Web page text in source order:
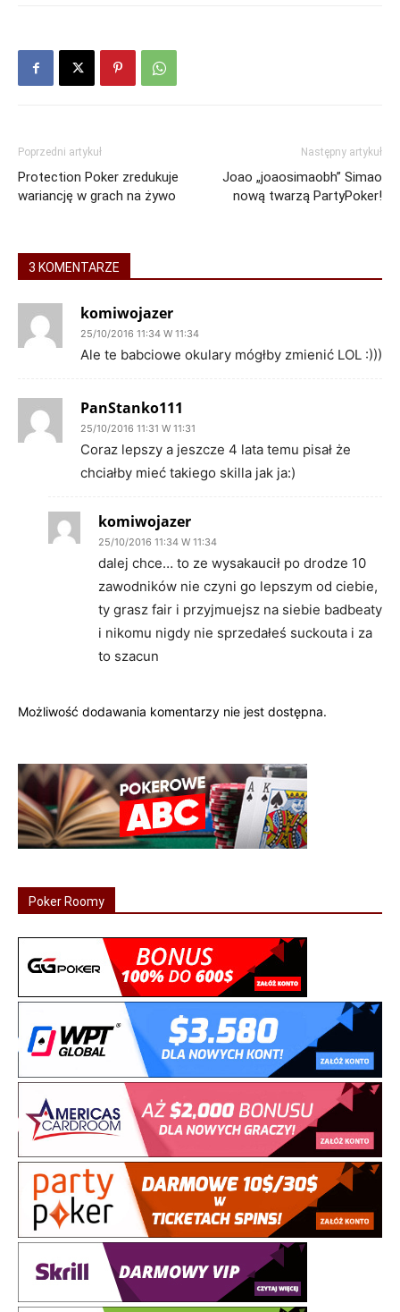
Poprzedni artykuł
Protection Poker zredukuje
wariancję w grach na żywo
Następny artykuł
Joao „joaosimaobh” Simao
nową twarzą PartyPoker!
3 KOMENTARZE
komiwojazer
25/10/2016 11:34 W 11:34
Ale te babciowe okulary mógłby zmienić LOL :)))
PanStanko111
25/10/2016 11:31 W 11:31
Coraz lepszy a jeszcze 4 lata temu pisał że
chciałby mieć takiego skilla jak ja:)
komiwojazer
25/10/2016 11:34 W 11:34
dalej chce… to ze wysakaucił po drodze 10
zawodników nie czyni go lepszym od ciebie,
ty grasz fair i przyjmuejsz na siebie badbeaty
i nikomu nigdy nie sprzedałeś suckouta i za
to szacun
Możliwość dodawania komentarzy nie jest dostępna.
Poker Roomy